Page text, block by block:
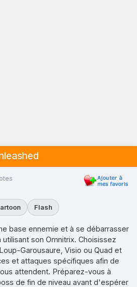
Flash
base ennemie et à se débarrasser
son Omnitrix. Choisissez
Garousaure, Visio ou Quad et
et attaques spécifiques afin de
attendent. Préparez-vous à
de fin de niveau avant d'espérer